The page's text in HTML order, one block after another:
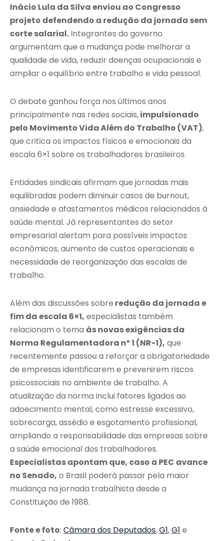
Inácio Lula da Silva enviou ao Congresso
projeto defendendo a redução da jornada sem
corte salarial. Integrantes do governo
argumentam que a mudança pode melhorar a
qualidade de vida, reduzir doenças ocupacionais e
ampliar o equilíbrio entre trabalho e vida pessoal.
O debate ganhou força nos últimos anos
principalmente nas redes sociais,impulsionado
pelo Movimento Vida Além do Trabalho (VAT),
que critica os impactos físicos e emocionais da
escala 6×1 sobre os trabalhadores brasileiros.
Entidades sindicais afirmam que jornadas mais
equilibradas podem diminuir casos de burnout,
ansiedade e afastamentos médicos relacionados à
saúde mental. Já representantes do setor
empresarial alertam para possíveis impactos
econômicos, aumento de custos operacionais e
necessidade de reorganização das escalas de
trabalho.
Além das discussões sobre redução da jornada e
fim da escala 6×1, especialistas também
relacionam o tema às novas exigências da
Norma Regulamentadora nº 1 (NR-1), que
recentemente passou a reforçar a obrigatoriedade
de empresas identificarem e prevenirem riscos
psicossociais no ambiente de trabalho. A
atualização da norma inclui fatores ligados ao
adoecimento mental, como estresse excessivo,
sobrecarga, assédio e esgotamento profissional,
ampliando a responsabilidade das empresas sobre
a saúde emocional dos trabalhadores.
Especialistas apontam que, caso a PEC avance
no Senado, o Brasil poderá passar pela maior
mudança na jornada trabalhista desde a
Constituição de 1988.
Fonte e foto: Câmara dos Deputados,G1,G1 e